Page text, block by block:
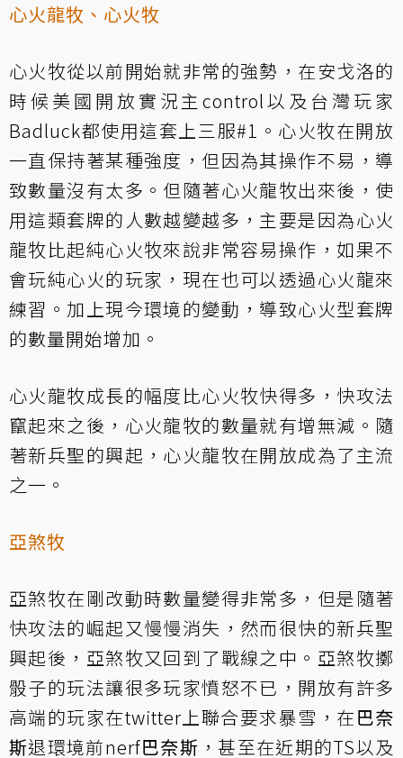
心火龍牧、心火牧
心火牧從以前開始就非常的強勢，在安戈洛的
時候美國開放實況主control以及台灣玩家
Badluck都使用這套上三服#1。心火牧在開放
一直保持著某種強度，但因為其操作不易，導
致數量沒有太多。但隨著心火龍牧出來後，使
用這類套牌的人數越變越多，主要是因為心火
龍牧比起純心火牧來說非常容易操作，如果不
會玩純心火的玩家，現在也可以透過心火龍來
練習。加上現今環境的變動，導致心火型套牌
的數量開始增加。
心火龍牧成長的幅度比心火牧快得多，快攻法
竄起來之後，心火龍牧的數量就有增無減。隨
著新兵聖的興起，心火龍牧在開放成為了主流
之一。
亞煞牧
亞煞牧在剛改動時數量變得非常多，但是隨著
快攻法的崛起又慢慢消失，然而很快的新兵聖
興起後，亞煞牧又回到了戰線之中。亞煞牧擲
骰子的玩法讓很多玩家憤怒不已，開放有許多
高端的玩家在twitter上聯合要求暴雪，在巴奈
斯退環境前nerf巴奈斯 ，甚至在近期的TS以及